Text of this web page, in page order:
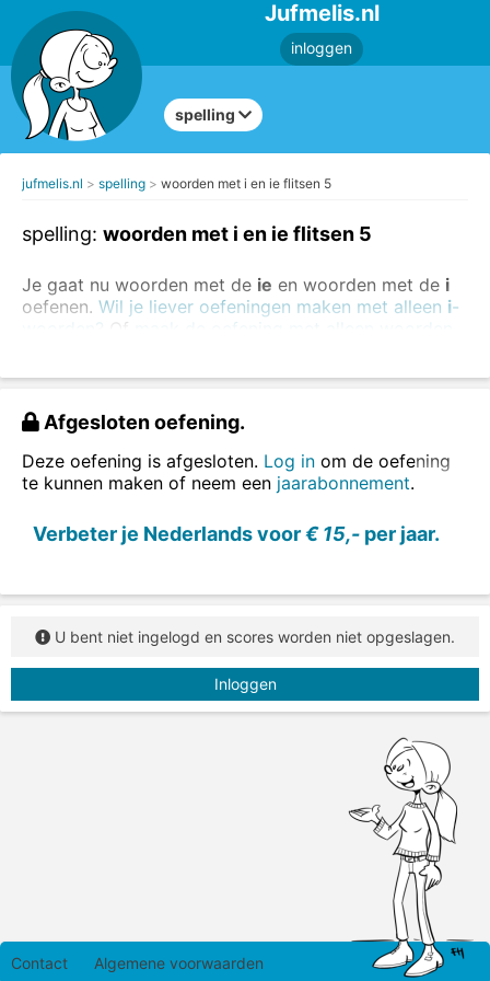
Jufmelis.nl
inloggen
spelling
jufmelis.nl spelling woorden met i en ie flitsen 5
spelling: woorden met i en ie flitsen 5
Je gaat nu woorden met de ie en woorden met de i
oefenen. Wil je liever oefeningen maken met alleen i-
Of
maak de oefening met alleen woorden
(als dat kan) en typ het woord in het vakje.
Afgesloten oefening.
Deze oefening is afgesloten. Log in om de oefening
te kunnen maken of neem een jaarabonnement.
Verbeter je Nederlands voor€ 15,- per jaar.
U bent niet ingelogd en scores worden niet opgeslagen.
Inloggen
Contact Algemene voorwaarden